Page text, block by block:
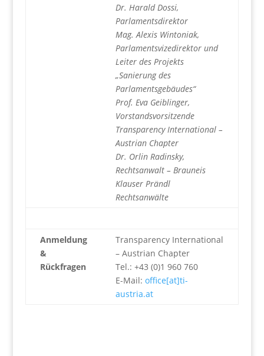
Dr. Harald Dossi,
Parlamentsdirektor
Mag. Alexis Wintoniak,
Parlamentsvizedirektor und
Leiter des Projekts
„Sanierung des
Parlamentsgebäudes“
Prof. Eva Geiblinger,
Vorstandsvorsitzende
Transparency International –
Austrian Chapter
Dr. Orlin Radinsky,
Rechtsanwalt – Brauneis
Klauser Prändl
Rechtsanwälte
Anmeldung
&
Rückfragen
Transparency International
– Austrian Chapter
Tel.: +43 (0)1 960 760
E-Mail: office[at]ti-
austria.at